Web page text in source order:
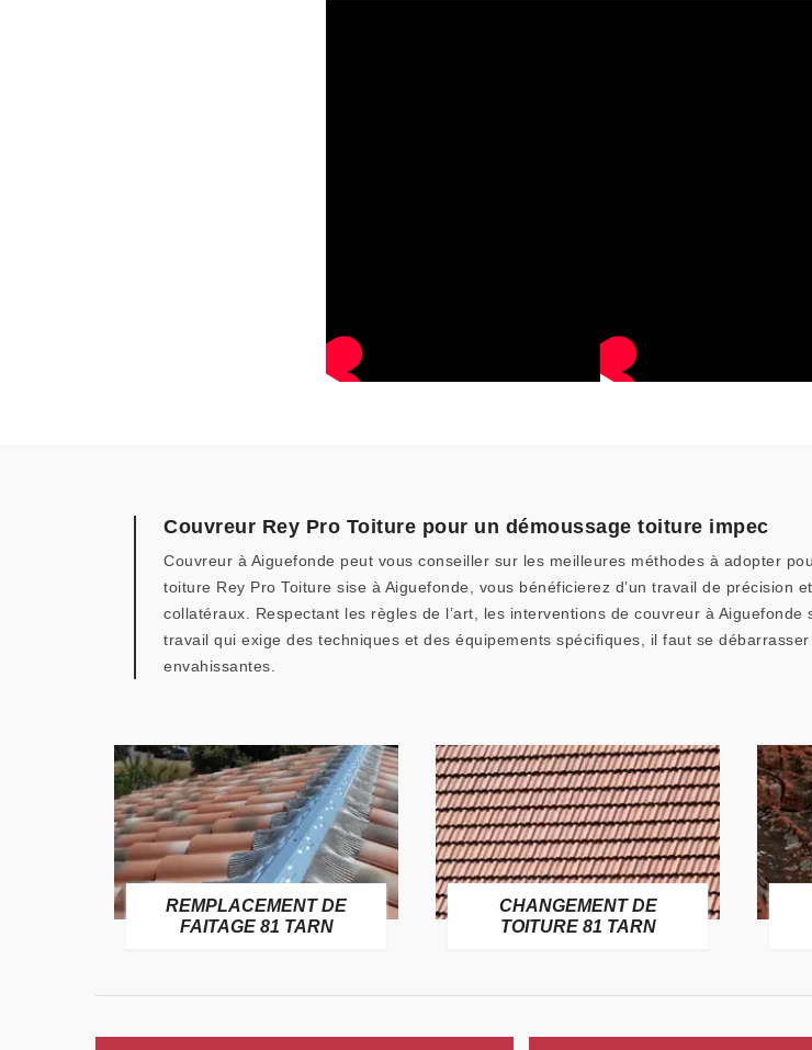
Couvreur Rey Pro Toiture pour un démoussage toiture impec
Couvreur à Aiguefonde peut vous conseiller sur les meilleures méthodes à adopter
toiture Rey Pro Toiture sise à Aiguefonde, vous bénéficierez d’un travail de
collatéraux. Respectant les règles de l’art, les interventions de couvreur à
travail qui exige des techniques et des équipements spécifiques, il faut se
envahissantes.
REMPLACEMENT DE
FAITAGE 81 TARN
CHANGEMENT DE
TOITURE 81 TARN